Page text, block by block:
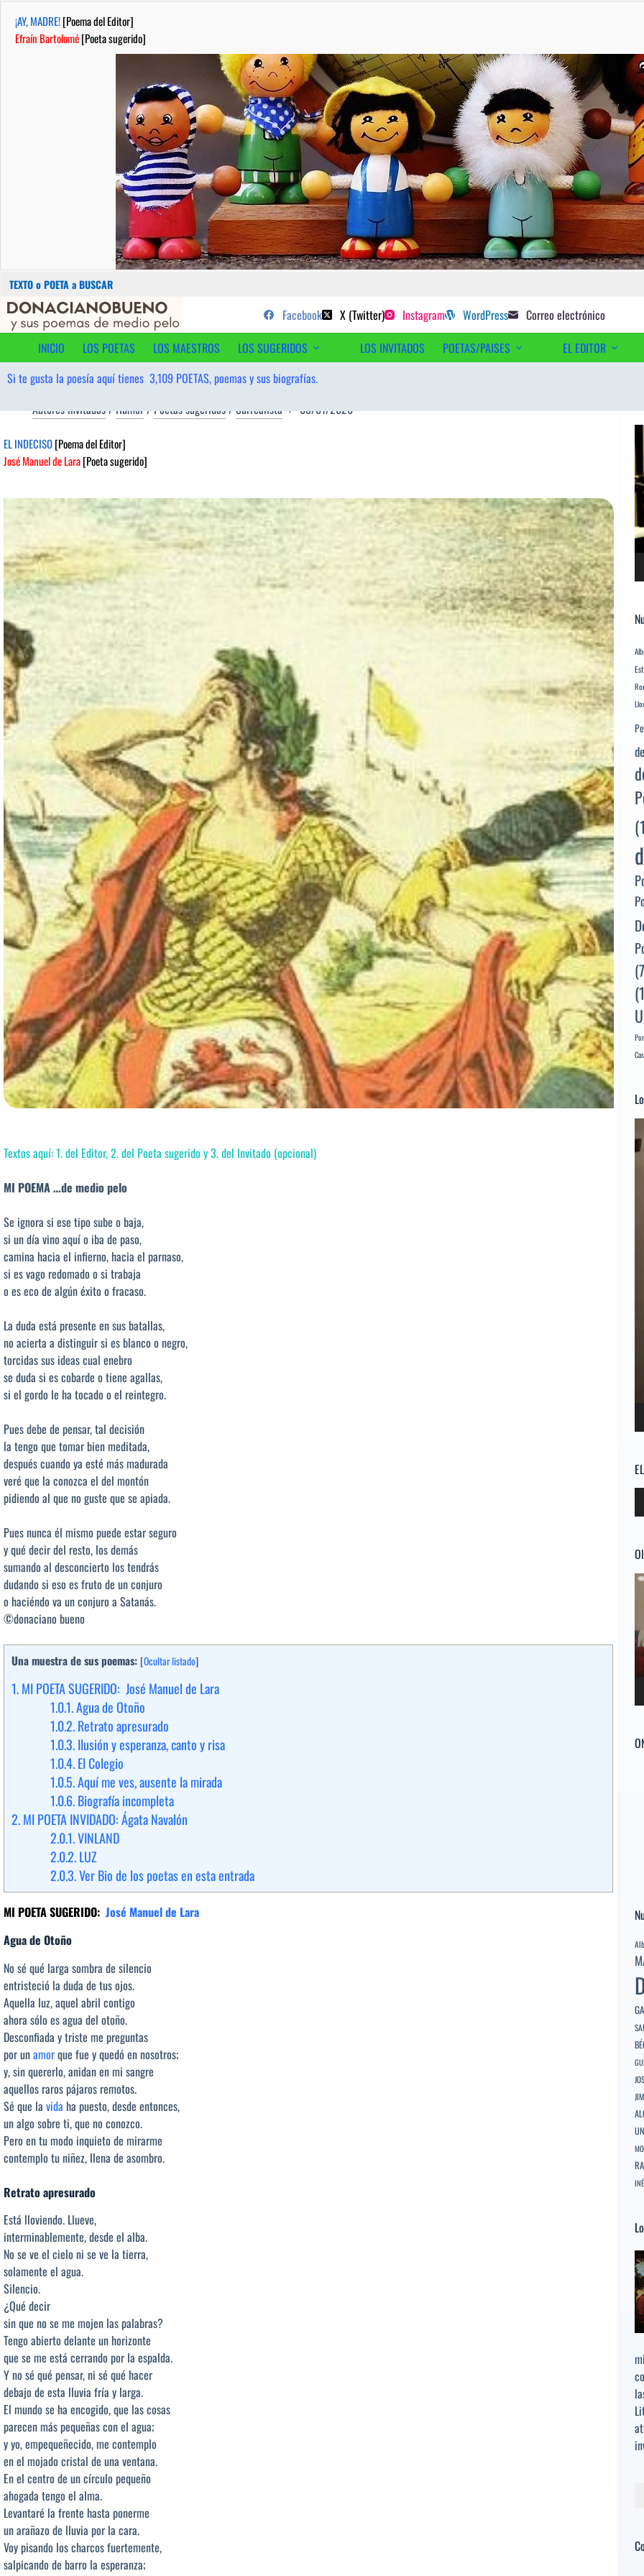
¡AY, MADRE![Poema del Editor]
Efraín Bartolomé[Poeta sugerido]
Buscar:
Saltar
contenido
...sus poemas de medio pelo y poetas sugeridos
Facebook X (Twitter) Instagram WordPress Correo electrónico
INICIO
LOS POETAS LOS MAESTROS LOS SUGERIDOS LOS INVITADOS POETAS/PAISES EL EDITOR
Si te gusta la poesía aquí tienes 3,109 POETAS, poemas y sus biografías.
Autores invitados/Humor/Poetas sugeridos/Surrealista 08/01/2026
EL INDECISO[Poema del Editor]
José Manuel de Lara[Poeta sugerido]
Textos aquí: 1. del Editor, 2. del Poeta sugerido y 3. del Invitado (opcional)
MI POEMA …de medio pelo
Se ignora si ese tipo sube o baja,
si un día vino aquí o iba de paso,
camina hacia el infierno, hacia el parnaso,
si es vago redomado o si trabaja
o es eco de algún éxito o fracaso.
La duda está presente en sus batallas,
no acierta a distinguir si es blanco o negro,
torcidas sus ideas cual enebro
se duda si es cobarde o tiene agallas,
si el gordo le ha tocado o el reintegro.
Pues debe de pensar, tal decisión
la tengo que tomar bien meditada,
después cuando ya esté más madurada
veré que la conozca el del montón
pidiendo al que no guste que se apiada.
Pues nunca él mismo puede estar seguro
y qué decir del resto, los demás
sumando al desconcierto los tendrás
dudando si eso es fruto de un conjuro
o haciéndo va un conjuro a Satanás.
©donaciano bueno
Una muestra de sus poemas: [Ocultar listado]
1.MI POETA SUGERIDO: José Manuel de Lara
1.0.1.Agua de Otoño
1.0.2.Retrato apresurado
1.0.3.Ilusión y esperanza, canto y risa
1.0.4.El Colegio
1.0.5.Aquí me ves, ausente la mirada
1.0.6.Biografía incompleta
2.MI POETA INVIDADO: Ágata Navalón
2.0.1.VINLAND
2.0.2.LUZ
2.0.3.Ver Bio de los poetas en esta entrada
MI POETA SUGERIDO: José Manuel de Lara
Agua de Otoño
No sé qué larga sombra de silencio
entristeció la duda de tus ojos.
Aquella luz, aquel abril contigo
ahora sólo es agua del otoño.
Desconfiada y triste me preguntas
por unamorque fue y quedó en nosotros;
y, sin quererlo, anidan en mi sangre
aquellos raros pájaros remotos.
Sé que la vida ha puesto, desde entonces,
un algo sobre ti, que no conozco.
Pero en tu modo inquieto de mirarme
contemplo tu niñez, llena de asombro.
Retrato apresurado
Está lloviendo. Llueve,
interminablemente, desde el alba.
No se ve el cielo ni se ve la tierra,
solamente el agua.
Silencio.
¿Qué decir
sin que no se me mojen las palabras?
Tengo abierto delante un horizonte
que se me está cerrando por la espalda.
Y no sé qué pensar, ni sé qué hacer
debajo de esta lluvia fría y larga.
El mundo se ha encogido, que las cosas
parecen más pequeñas con el agua;
y yo, empequeñecido, me contemplo
en el mojado cristal de una ventana.
En el centro de un círculo pequeño
ahogada tengo el alma.
Levantaré la frente hasta ponerme
un arañazo de lluvia por la cara.
Voy pisando los charcos fuertemente,
salpicando de barro la esperanza;
de
de
de